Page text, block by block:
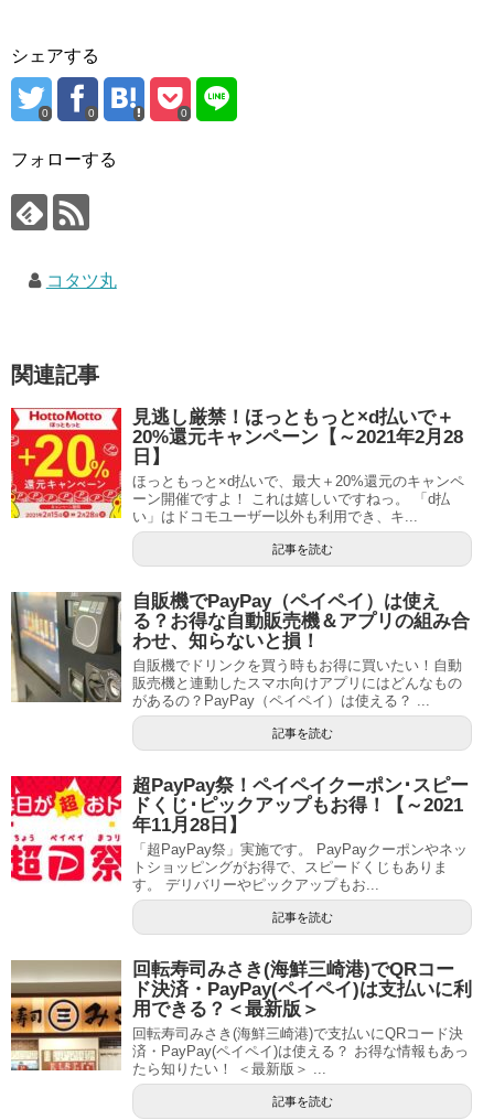
シェアする
0 0 0
フォローする
コタツ丸
関連記事
見逃し厳禁！ほっともっと×d払いで＋
20%還元キャンペーン【～2021年2月28
日】
ほっともっと×d払いで、最大＋20%還元のキャンペ
ーン開催ですよ！ これは嬉しいですねっ。 「d払
い」はドコモユーザー以外も利用でき、キ...
記事を読む
自販機でPayPay（ペイペイ）は使え
る？お得な自動販売機＆アプリの組み合
わせ、知らないと損！
自販機でドリンクを買う時もお得に買いたい！自動
販売機と連動したスマホ向けアプリにはどんなもの
があるの？PayPay（ペイペイ）は使える？ ...
記事を読む
超PayPay祭！ペイペイクーポン･スピー
ドくじ･ピックアップもお得！【～2021
年11月28日】
「超PayPay祭」実施です。 PayPayクーポンやネッ
トショッピングがお得で、スピードくじもありま
す。 デリバリーやピックアップもお...
記事を読む
回転寿司みさき(海鮮三崎港)でQRコー
ド決済・PayPay(ペイペイ)は支払いに利
用できる？＜最新版＞
回転寿司みさき(海鮮三崎港)で支払いにQRコード決
済・PayPay(ペイペイ)は使える？ お得な情報もあっ
たら知りたい！ ＜最新版＞ ...
記事を読む